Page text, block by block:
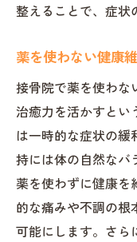
整えることで、症状
薬を使わない健康
接骨院で薬を使わな
治癒力を活かすとい
は一時的な症状の
持には体の自然なバ
薬を使わずに健康を
的な痛みや不調の根
可能にします。さら